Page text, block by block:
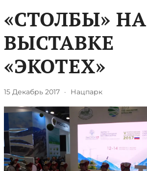
«СТОЛБЫ» НА
ВЫСТАВКЕ
«ЭКОТЕХ»
15 Декабрь 2017 · Нацпарк